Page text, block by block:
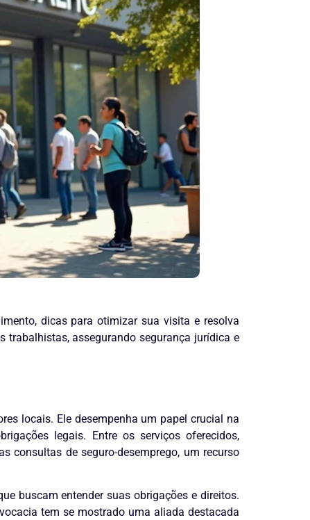
dicas para otimizar sua visita e resolva
trabalhistas, assegurando segurança jurídica e
locais. Ele desempenha um papel crucial na
legais. Entre os serviços oferecidos,
consultas de seguro-desemprego, um recurso
buscam entender suas obrigações e direitos.
tem se mostrado uma aliada destacada